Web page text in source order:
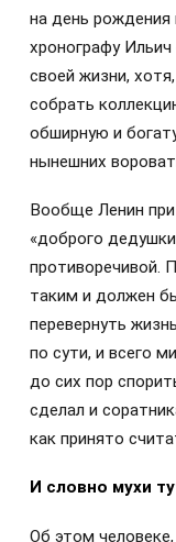
на день рождения
хронографу
своей жизни,
собрать
обширную и
нынешних
Вообще Ленин
«доброго
противоречивой.
таким и должен
перевернуть
по сути, и всего
до сих пор
сделал и
как принято
И словно мухи
Об этом